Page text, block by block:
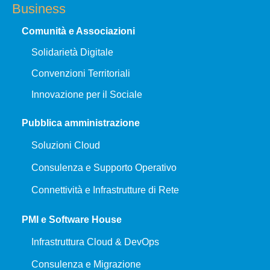
Business
Comunità e Associazioni
Solidarietà Digitale
Convenzioni Territoriali
Innovazione per il Sociale
Pubblica amministrazione
Soluzioni Cloud
Consulenza e Supporto Operativo
Connettività e Infrastrutture di Rete
PMI e Software House
Infrastruttura Cloud & DevOps
Consulenza e Migrazione